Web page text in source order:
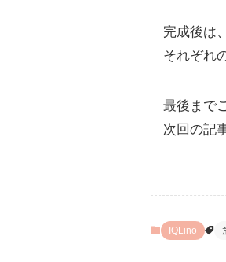
完成後は
それぞれ
最後まで
次回の記
IQLino